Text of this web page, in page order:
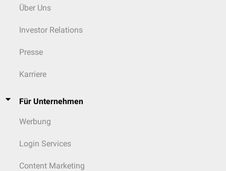
Über Uns
Investor Relations
Presse
Karriere
Für Unternehmen
Werbung
Login Services
Content Marketing